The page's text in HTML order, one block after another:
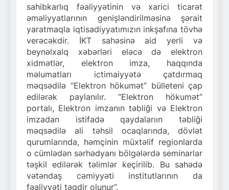
sahibkarlıq fəaliyyətinin və xarici ticarət
əməliyyatlarının genişləndirilməsinə şərait
yaratmaqla iqtisadiyyatımızın inkşafına tövhə
verəcəkdir. İKT sahəsinə aid yerli və
beynəlxalq xəbərləri eləcə də elektron
xidmətlər, elektron imza, haqqında
məlumatları ictimaiyyətə çatdırmaq
məqsədilə “Elektron hökumət” bülleteni çap
edilərək paylanılır. “Elektron hökumət”
portalı, Elektron imzanın təbliği və Elektron
imzadan istifadə qaydalarıın təbliği
məqsədilə ali təhsil ocaqlarında, dövlət
qurumlarında, həmçinin müxtəlif regionlarda
o cümlədən sərhədyanı bölgələrdə seminarlar
təşkil edilərək təlimlər keçirilib. Bu sahədə
vətəndaş cəmiyyəti institutlarının da
fəaliyyəti təqdir olunur”.